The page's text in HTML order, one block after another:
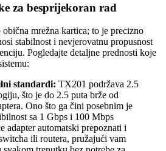
za besprijekoran rad
mrežna kartica; to je precizno
stabilnost i nevjerovatnu propusnost
Pogledajte detaljne prednosti koje
standardi: TX201 podržava 2.5
što je do 2.5 puta brže od
Ono što ga čini posebnim je
sa 1 Gbps i 100 Mbps
adapter automatski prepoznati i
ili routera, pružajući vam